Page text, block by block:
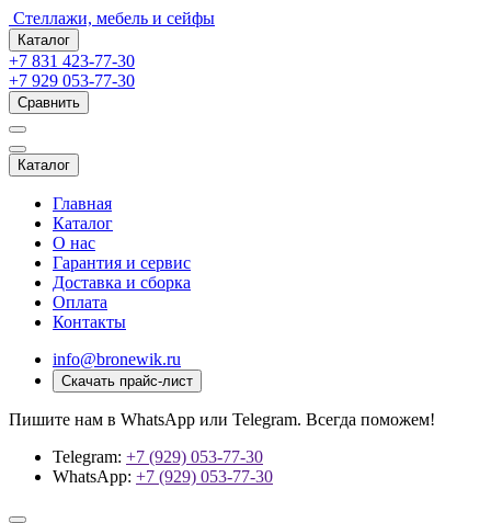
Стеллажи, мебель и сейфы
Каталог
+7 831 423-77-30
+7 929 053-77-30
Сравнить
Каталог
Главная
Каталог
О нас
Гарантия и сервис
Доставка и сборка
Оплата
Контакты
info@bronewik.ru
Скачать прайс-лист
Пишите нам в WhatsApp или Telegram. Всегда поможем!
Telegram: +7 (929) 053-77-30
WhatsApp: +7 (929) 053-77-30